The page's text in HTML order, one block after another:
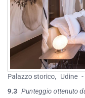
Palazzo storico, Udine -
9.3 Punteggio ottenuto